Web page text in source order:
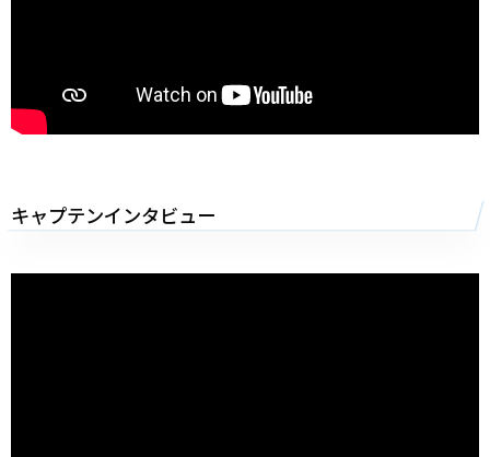
キャプテンインタビュー